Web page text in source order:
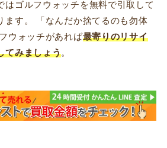
はゴルフウォッチを無料で引取して
ます。 「なんだか捨てるのも勿体
ウォッチがあれば最寄りのリサイ
てみましょう。